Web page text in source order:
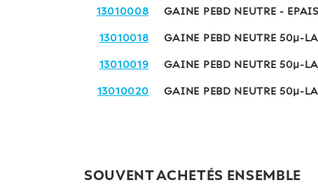
13010008 GAINE PEBD NEUTRE -
13010018 GAINE PEBD NEUTRE 50µ-
13010019 GAINE PEBD NEUTRE 50µ-
13010020 GAINE PEBD NEUTRE 50µ-
SOUVENT ACHETÉS ENSEMBLE